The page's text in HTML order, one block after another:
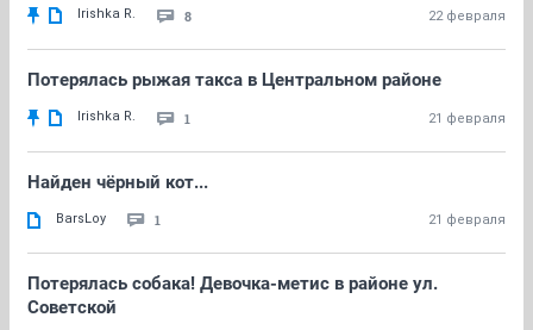
Irishka R. 8 22 февраля
Потерялась рыжая такса в Центральном районе
Irishka R. 1 21 февраля
Найден чёрный кот...
BarsLoy 1 21 февраля
Потерялась собака! Девочка-метис в районе ул.
Советской